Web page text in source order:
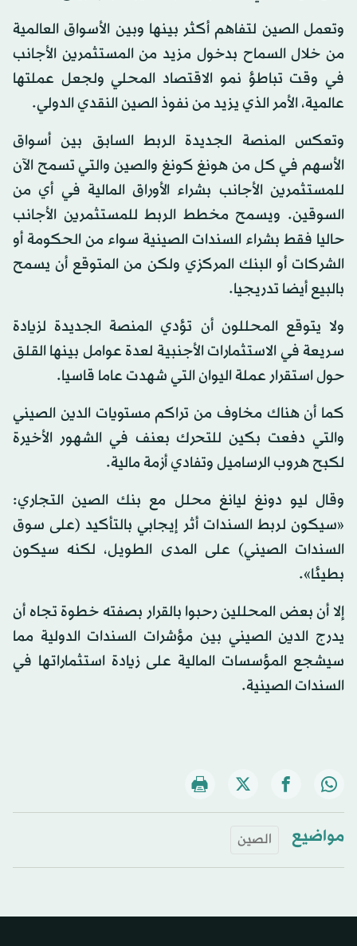
وتعمل الصين لتفاهم أكثر بينها وبين الأسواق العالمية
من خلال السماح بدخول مزيد من المستثمرين الأجانب
في وقت تباطؤ نمو الاقتصاد المحلي ولجعل عملتها
عالمية، الأمر الذي يزيد من نفوذ الصين النقدي الدولي.
وتعكس المنصة الجديدة الربط السابق بين أسواق
الأسهم في كل من هونغ كونغ والصين والتي تسمح الآن
للمستثمرين الأجانب بشراء الأوراق المالية في أي من
السوقين. ويسمح مخطط الربط للمستثمرين الأجانب
حاليا فقط بشراء السندات الصينية سواء من الحكومة أو
الشركات أو البنك المركزي ولكن من المتوقع أن يسمح
بالبيع أيضا تدريجيا.
ولا يتوقع المحللون أن تؤدي المنصة الجديدة لزيادة
سريعة في الاستثمارات الأجنبية لعدة عوامل بينها القلق
حول استقرار عملة اليوان التي شهدت عاما قاسيا.
كما أن هناك مخاوف من تراكم مستويات الدين الصيني
والتي دفعت بكين للتحرك بعنف في الشهور الأخيرة
لكبح هروب الرساميل وتفادي أزمة مالية.
وقال ليو دونغ ليانغ محلل مع بنك الصين التجاري:
«سيكون لربط السندات أثر إيجابي بالتأكيد (على سوق
السندات الصيني) على المدى الطويل، لكنه سيكون
بطيئا».
إلا أن بعض المحللين رحبوا بالقرار بصفته خطوة تجاه أن
يدرج الدين الصيني بين مؤشرات السندات الدولية مما
سيشجع المؤسسات المالية على زيادة استثماراتها في
السندات الصينية.
مواضيع الصين